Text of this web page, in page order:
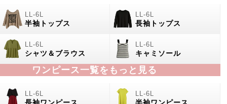
半袖トップス 長袖トップス
シャツ＆ブラウス キャミソール
ワンピース一覧をもっと見る
長袖ワンピース 半袖ワンピース